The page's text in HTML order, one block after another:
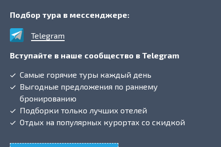
Подбор тура в мессенджере:
Telegram
Вступайте в наше сообщество в Telegram
Самые горячие туры каждый день
Выгодные предложения по раннему
бронированию
Подборки только лучших отелей
Отдых на популярных курортах со скидкой